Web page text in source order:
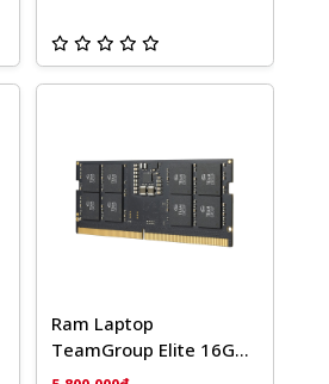
Ram Laptop
TeamGroup Elite 16GB
DDR5-5600Mhz